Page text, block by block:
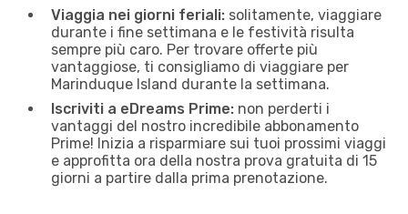
Viaggia nei giorni feriali: solitamente, viaggiare
durante i fine settimana e le festività risulta
sempre più caro. Per trovare offerte più
vantaggiose, ti consigliamo di viaggiare per
Marinduque Island durante la settimana.
Iscriviti a eDreams Prime: non perderti i
vantaggi del nostro incredibile abbonamento
Prime! Inizia a risparmiare sui tuoi prossimi viaggi
e approfitta ora della nostra prova gratuita di 15
giorni a partire dalla prima prenotazione.